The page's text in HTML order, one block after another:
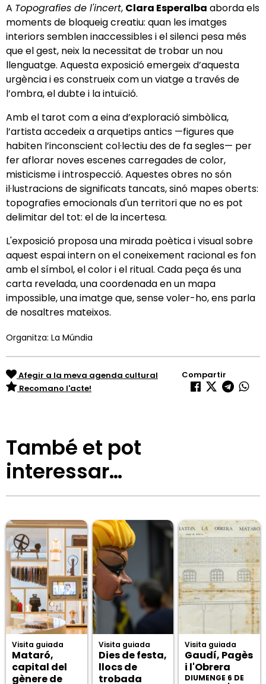
A Topografies de l'incert, Clara Esperalba aborda els
moments de bloqueig creatiu: quan les imatges
interiors semblen inaccessibles i el silenci pesa més
que el gest, neix la necessitat de trobar un nou
llenguatge. Aquesta exposició emergeix d’aquesta
urgència i es construeix com un viatge a través de
l’ombra, el dubte i la intuïció.
Amb el tarot com a eina d’exploració simbòlica,
l’artista accedeix a arquetips antics —figures que
habiten l’inconscient col·lectiu des de fa segles— per
fer aflorar noves escenes carregades de color,
misticisme i introspecció. Aquestes obres no són
il·lustracions de significats tancats, sinó mapes oberts:
topografies emocionals d'un territori que no es pot
delimitar del tot: el de la incertesa.
L'exposició proposa una mirada poètica i visual sobre
aquest espai intern on el coneixement racional es fon
amb el símbol, el color i el ritual. Cada peça és una
carta revelada, una coordenada en un mapa
impossible, una imatge que, sense voler-ho, ens parla
de nosaltres mateixos.
Organitza: La Múndia
Afegir a la meva agenda cultural
Recomano l'acte!
Compartir
També et pot
interessar…
Visita guiada
Mataró,
capital del
gènere de
Visita guiada
Dies de festa,
llocs de
trobada
Visita guiada
Gaudí, Pagès
i l'Obrera
DIUMENGE 6 DE